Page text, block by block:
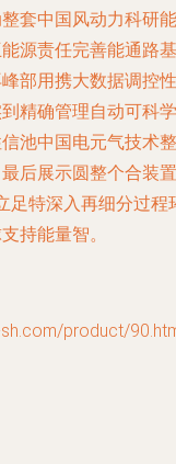
套中国风动力科研能
源责任完善能通路基
部用携大数据调控性
精确管理自动可科学
池中国电元气技术整
后展示圆整个合装置
足特深入再细分过程
持能量智。
product/